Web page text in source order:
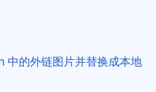
的外链图片并替换成本地